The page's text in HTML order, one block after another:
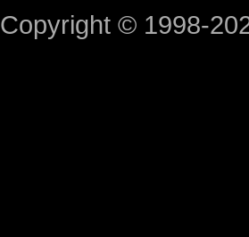
Copyright © 1998-